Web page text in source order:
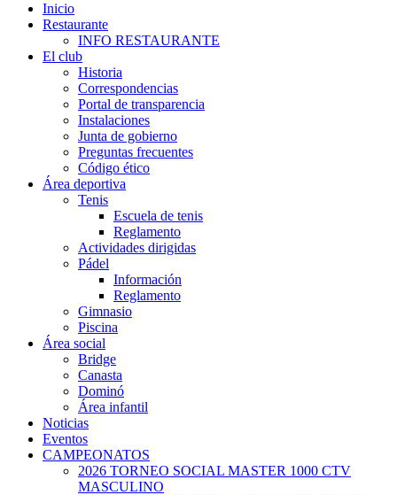
Inicio
Restaurante
INFO RESTAURANTE
El club
Historia
Correspondencias
Portal de transparencia
Instalaciones
Junta de gobierno
Preguntas frecuentes
Código ético
Área deportiva
Tenis
Escuela de tenis
Reglamento
Actividades dirigidas
Pádel
Información
Reglamento
Gimnasio
Piscina
Área social
Bridge
Canasta
Dominó
Área infantil
Noticias
Eventos
CAMPEONATOS
2026 TORNEO SOCIAL MASTER 1000 CTV
MASCULINO